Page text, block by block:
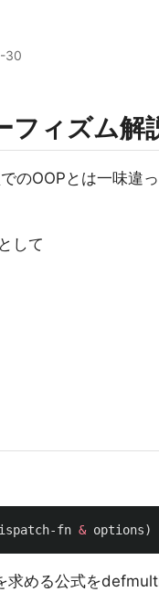
30
フィズム解
のOOPとは一味違
して
fn & options)
求める公式を